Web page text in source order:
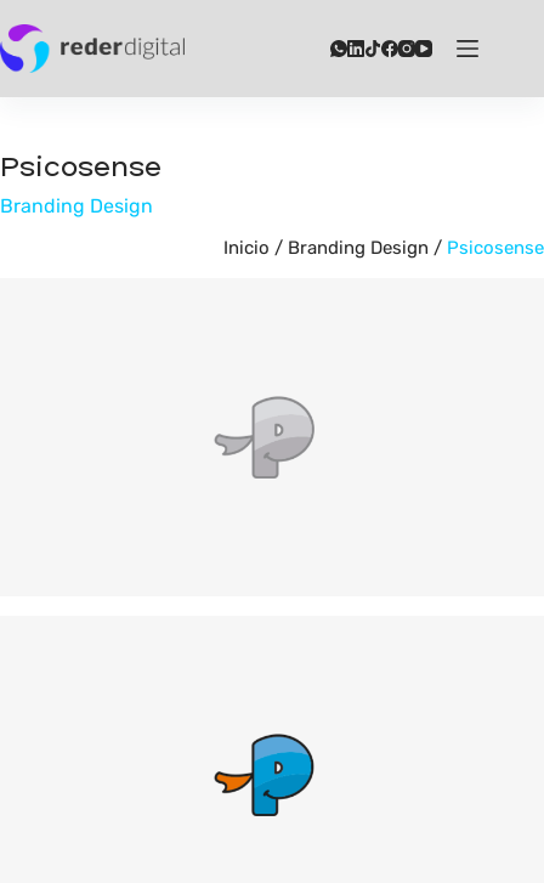
al
contenido
Psicosense
Branding Design
Inicio / Branding Design / Psicosense